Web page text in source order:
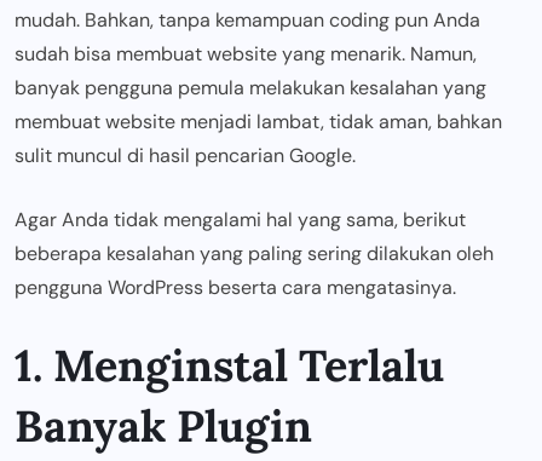
mudah. Bahkan, tanpa kemampuan coding pun Anda
sudah bisa membuat website yang menarik. Namun,
banyak pengguna pemula melakukan kesalahan yang
membuat website menjadi lambat, tidak aman, bahkan
sulit muncul di hasil pencarian Google.
Agar Anda tidak mengalami hal yang sama, berikut
beberapa kesalahan yang paling sering dilakukan oleh
pengguna WordPress beserta cara mengatasinya.
1. Menginstal Terlalu
Banyak Plugin